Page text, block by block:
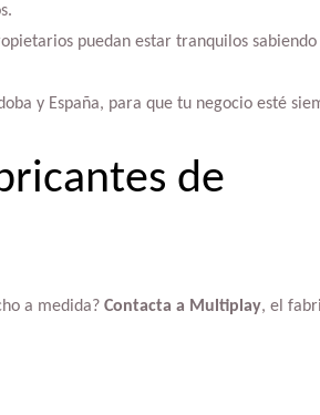
puedan estar tranquilos sabiendo
y España, para que tu negocio esté
de
a medida? Contacta a Multiplay, el